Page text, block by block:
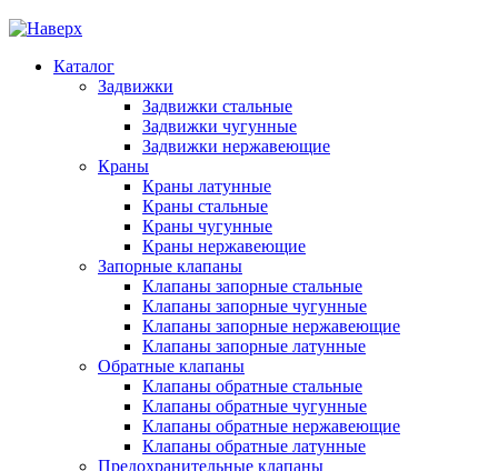
Каталог
Задвижки
Задвижки стальные
Задвижки чугунные
Задвижки нержавеющие
Краны
Краны латунные
Краны стальные
Краны чугунные
Краны нержавеющие
Запорные клапаны
Клапаны запорные стальные
Клапаны запорные чугунные
Клапаны запорные нержавеющие
Клапаны запорные латунные
Обратные клапаны
Клапаны обратные стальные
Клапаны обратные чугунные
Клапаны обратные нержавеющие
Клапаны обратные латунные
Предохранительные клапаны